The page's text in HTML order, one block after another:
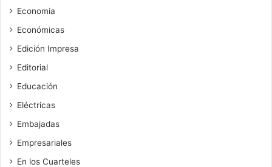
Economia
Económicas
Edición Impresa
Editorial
Educación
Eléctricas
Embajadas
Empresariales
En los Cuarteles